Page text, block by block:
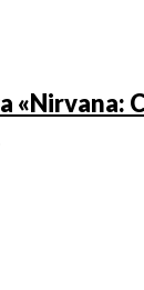
«Nirvana: